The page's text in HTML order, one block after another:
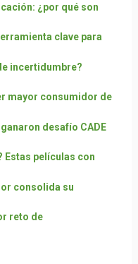
¿por qué son
clave para
incertidumbre?
mayor consumidor de
desafío CADE
Estas películas con
consolida su
reto de